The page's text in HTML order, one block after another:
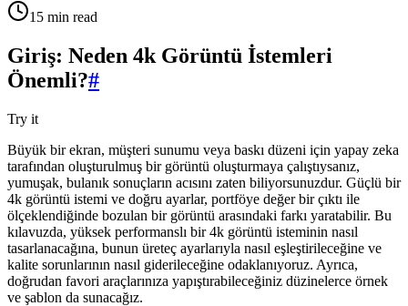
15 min read
Giriş: Neden 4k Görüntü İstemleri
Önemli?#
Try it
Büyük bir ekran, müşteri sunumu veya baskı düzeni için yapay zeka
tarafından oluşturulmuş bir görüntü oluşturmaya çalıştıysanız,
yumuşak, bulanık sonuçların acısını zaten biliyorsunuzdur. Güçlü bir
4k görüntü istemi ve doğru ayarlar, portföye değer bir çıktı ile
ölçeklendiğinde bozulan bir görüntü arasındaki farkı yaratabilir. Bu
kılavuzda, yüksek performanslı bir 4k görüntü isteminin nasıl
tasarlanacağına, bunun üreteç ayarlarıyla nasıl eşleştirileceğine ve
kalite sorunlarının nasıl giderileceğine odaklanıyoruz. Ayrıca,
doğrudan favori araçlarınıza yapıştırabileceğiniz düzinelerce örnek
ve şablon da sunacağız.